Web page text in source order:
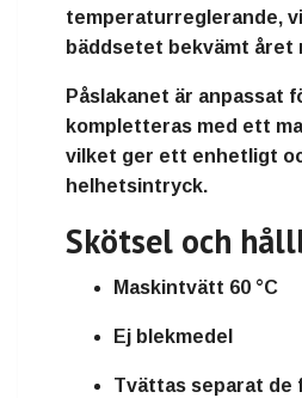
temperaturreglerande,
bäddsetet bekvämt året
Påslakanet är anpassat
kompletteras med ett
vilket ger ett enhetligt
helhetsintryck.
Skötsel och
Maskintvätt 60 °C
Ej blekmedel
Tvättas separat de